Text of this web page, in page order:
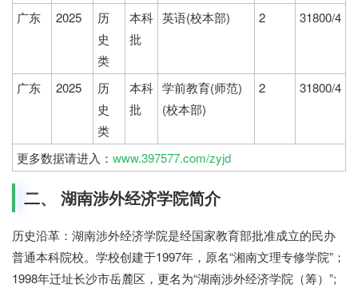
广东 2025
历
史
类
本科
批
英语(校本部) 2 31800/4
广东 2025
历
史
类
本科
批
学前教育(师范)
(校本部)
2 31800/4
更多数据请进入： www.397577.com/zyjd
二、 湖南涉外经济学院简介
历史沿革：湖南涉外经济学院是经国家教育部批准成立的民办
普通本科院校。学校创建于1997年，原名“湘南文理专修学院”；
1998年迁址长沙市岳麓区，更名为“湖南涉外经济学院（筹）”;